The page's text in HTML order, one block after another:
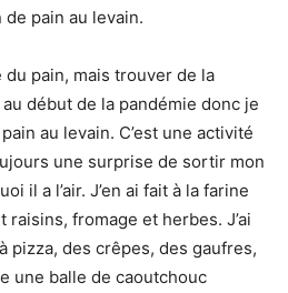
pain au levain.
du pain, mais trouver de la
début de la pandémie donc je
au levain. C’est une activité
une surprise de sortir mon
il a l’air. J’en ai fait à la farine
fromage et herbes. J’ai
pizza, des crêpes, des gaufres,
une balle de caoutchouc